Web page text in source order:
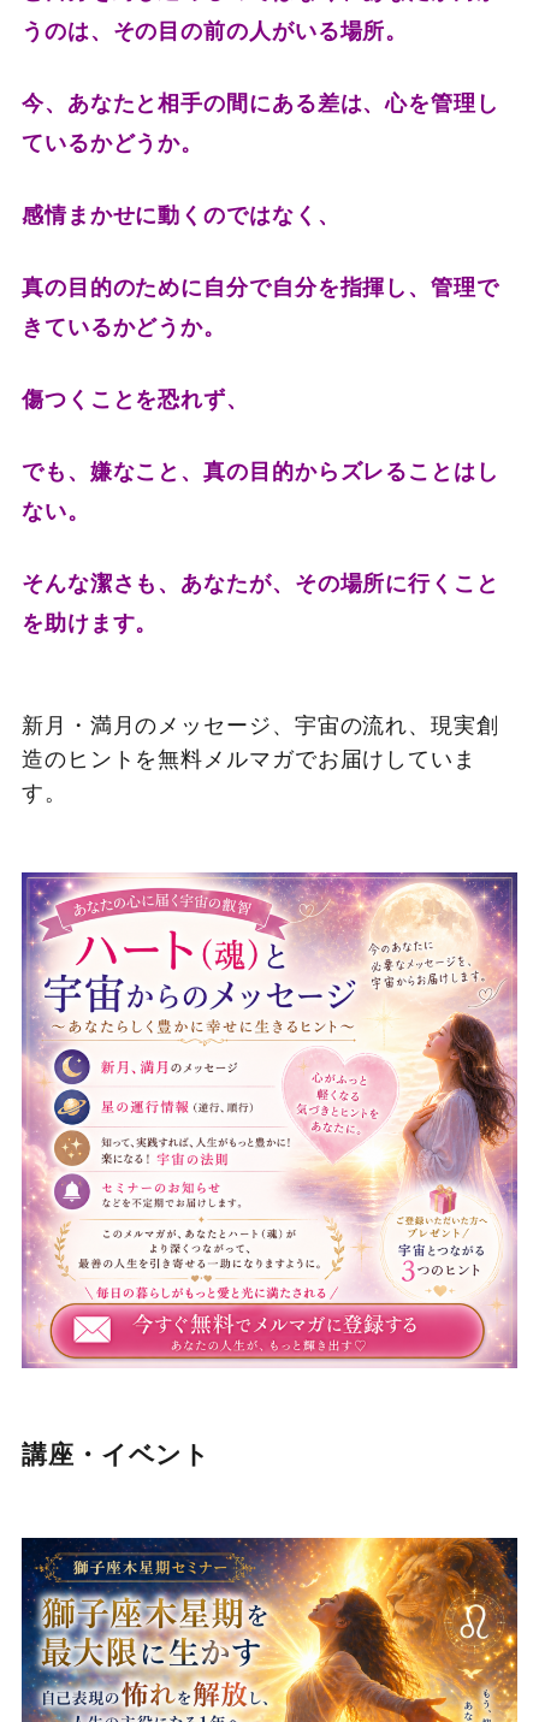
うのは、その目の前の人がいる場所。
今、あなたと相手の間にある差は、心を管理し
ているかどうか。
感情まかせに動くのではなく、
真の目的のために自分で自分を指揮し、管理で
きているかどうか。
傷つくことを恐れず、
でも、嫌なこと、真の目的からズレることはし
ない。
そんな潔さも、あなたが、その場所に行くこと
を助けます。
新月・満月のメッセージ、宇宙の流れ、現実創
造のヒントを無料メルマガでお届けしていま
す。
講座・イベント